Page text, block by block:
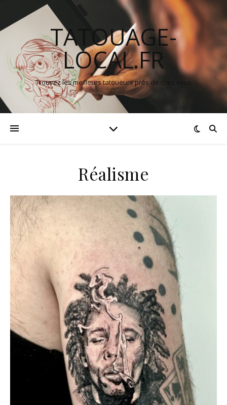
TATOUAGE-
LOCAL.FR
Trouvez les meilleurs tatoueurs prés de chez vous
Réalisme